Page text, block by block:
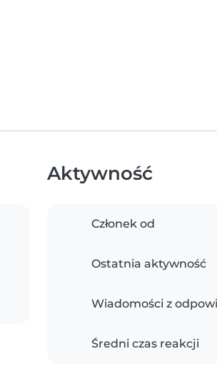
Aktywność
Członek od
Ostatnia aktywność
Wiadomości z
Średni czas reakcji